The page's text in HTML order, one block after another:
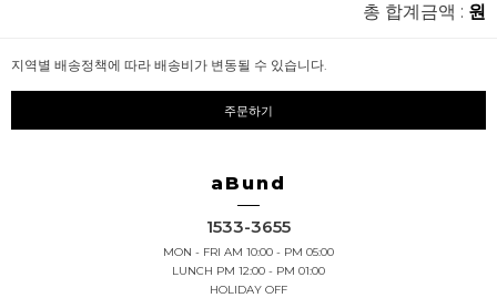
총 합계금액 : 원
지역별 배송정책에 따라 배송비가 변동될 수 있습니다.
주문하기
aBund
1533-3655
MON - FRI AM 10:00 - PM 05:00
LUNCH PM 12:00 - PM 01:00
HOLIDAY OFF